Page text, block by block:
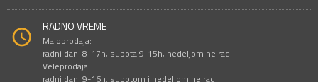
RADNO VREME
Maloprodaja:
radni dani 8-17h, subota 9-15h, nedeljom ne radi
Veleprodaja:
radni dani 9-16h, subotom i nedeljom ne radi